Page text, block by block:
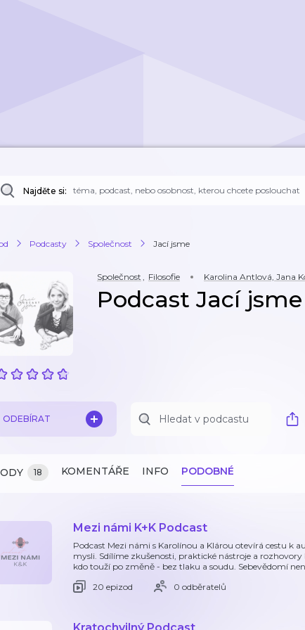
Najděte si:
Podcasty Společnost Jací jsme
Společnost , Filosofie Karolina Antlová, Jana
Podcast Jací jsme
ODEBÍRAT
18 KOMENTÁŘE INFO PODOBNÉ
Mezi námi K+K Podcast
Podcast Mezi námi s Karolínou a Klárou otevírá cestu k
mysli. Sdílíme zkušenosti, praktické nástroje a
kdo touží po změně - bez tlaku a soudu. Sebevědomí
20 epizod
0 odběratelů